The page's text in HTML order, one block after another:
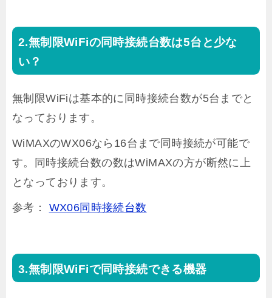
無制限WiFiの同時接続台数は5台と少な
い？
無制限WiFiは基本的に同時接続台数が5台までと
なっております。
WiMAXのWX06なら16台まで同時接続が可能で
す。同時接続台数の数はWiMAXの方が断然に上
となっております。
参考： WX06同時接続台数
無制限WiFiで同時接続できる機器